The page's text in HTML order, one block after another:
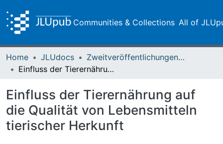
Communities & Collections All of
Home JLUdocs
Zweitveröffentlichungen (grüner Weg)
Einfluss der Tierernährung auf die Qualität von Lebensmitteln tierischer Herkunft
Einfluss der Tierernährung auf
die Qualität von Lebensmitteln
tierischer Herkunft